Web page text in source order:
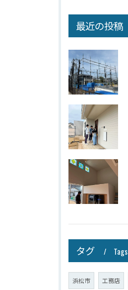
最近の投稿
タグ Tags
浜松市 工務店